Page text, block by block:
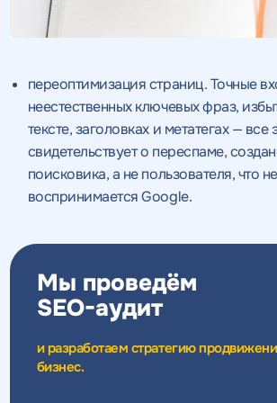
переоптимизация страниц. Точные
неестественных ключевых фраз,
тексте, заголовках и метатегах — все
свидетельствует о переспаме,
поисковика, а не пользователя, что
воспринимается Google.
Мы проведём
SEO-аудит
и разработаем стратегию
бизнес.
Получитькоммерческое
предложение
Получитькоммерческое
предложение
обработку персональных данных
и
политикой конфиденциальности
Нажимая на кнопку, "Перезвонить" вы